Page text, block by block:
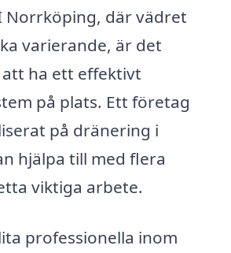
där vädret
varierande, är det
ha ett effektivt
på plats. Ett företag
på dränering i
hjälpa till med flera
viktiga arbete.
professionella inom